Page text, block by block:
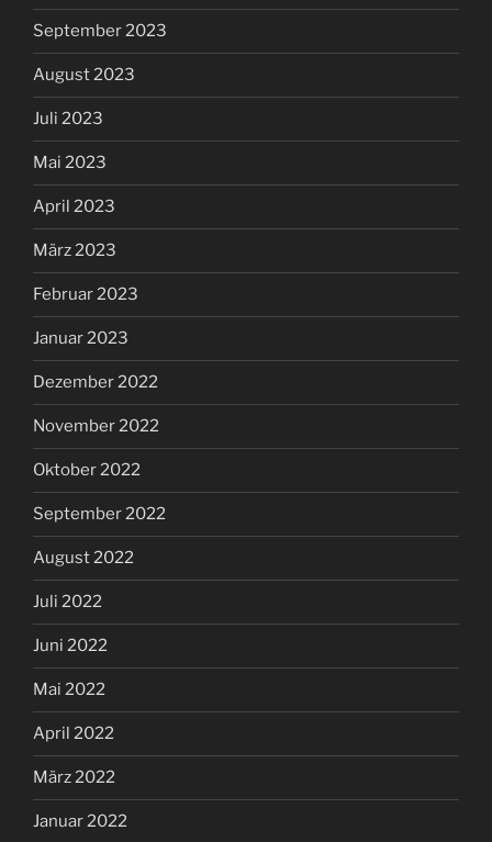
September 2023
August 2023
Juli 2023
Mai 2023
April 2023
März 2023
Februar 2023
Januar 2023
Dezember 2022
November 2022
Oktober 2022
September 2022
August 2022
Juli 2022
Juni 2022
Mai 2022
April 2022
März 2022
Januar 2022